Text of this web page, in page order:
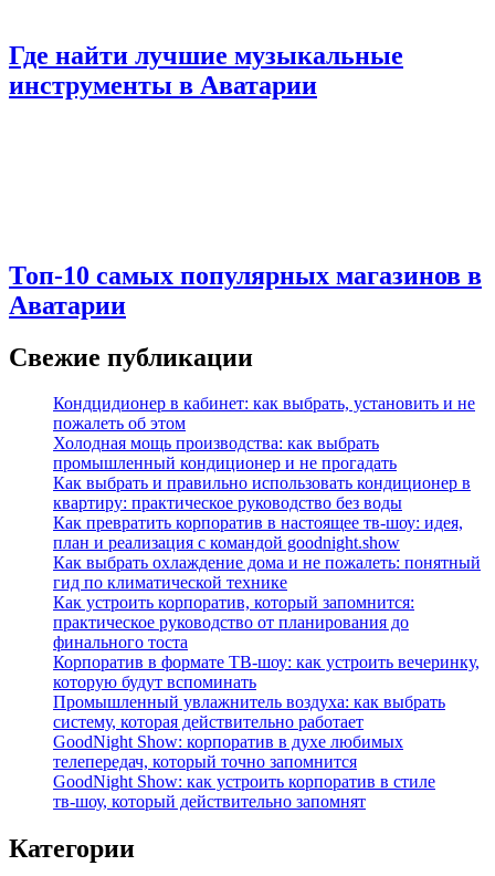
Где найти лучшие музыкальные
инструменты в Аватарии
Топ-10 самых популярных магазинов в
Аватарии
Свежие публикации
Кондцидионер в кабинет: как выбрать, установить и не
пожалеть об этом
Холодная мощь производства: как выбрать
промышленный кондиционер и не прогадать
Как выбрать и правильно использовать кондиционер в
квартиру: практическое руководство без воды
Как превратить корпоратив в настоящее тв-шоу: идея,
план и реализация с командой goodnight.show
Как выбрать охлаждение дома и не пожалеть: понятный
гид по климатической технике
Как устроить корпоратив, который запомнится:
практическое руководство от планирования до
финального тоста
Корпоратив в формате ТВ‑шоу: как устроить вечеринку,
которую будут вспоминать
Промышленный увлажнитель воздуха: как выбрать
систему, которая действительно работает
GoodNight Show: корпоратив в духе любимых
телепередач, который точно запомнится
GoodNight Show: как устроить корпоратив в стиле
тв‑шоу, который действительно запомнят
Категории